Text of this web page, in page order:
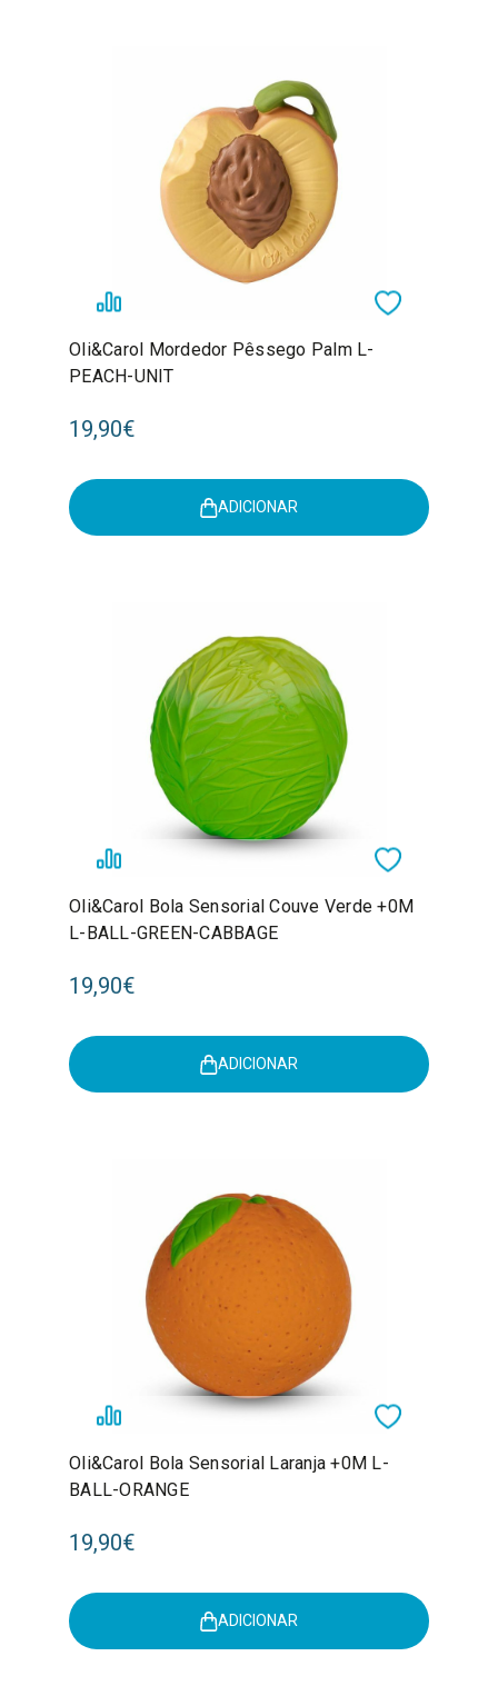
Oli&Carol Mordedor Pêssego Palm L-
PEACH-UNIT
19,90€
ADICIONAR
Oli&Carol Bola Sensorial Couve Verde +0M
L-BALL-GREEN-CABBAGE
19,90€
ADICIONAR
Oli&Carol Bola Sensorial Laranja +0M L-
BALL-ORANGE
19,90€
ADICIONAR